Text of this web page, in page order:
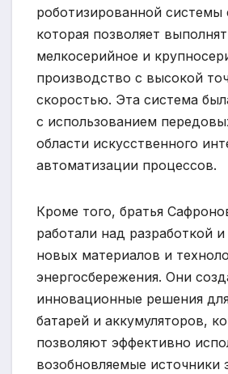
роботизированной системы
которая позволяет
мелкосерийное и
производство с высокой
скоростью. Эта система
с использованием
области искусственного
автоматизации процессов.
Кроме того, братья
работали над разработкой
новых материалов и
энергосбережения. Они
инновационные решения
батарей и аккумуляторов,
позволяют эффективно
возобновляемые источники